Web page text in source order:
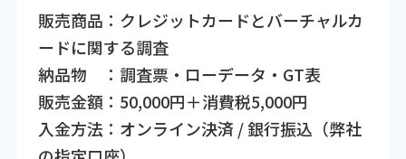
販売商品：クレジットカードとバーチャルカ
ードに関する調査
納品物 ：調査票・ローデータ・GT表
販売金額：50,000円＋消費税5,000円
入金方法：オンライン決済 / 銀行振込（弊社